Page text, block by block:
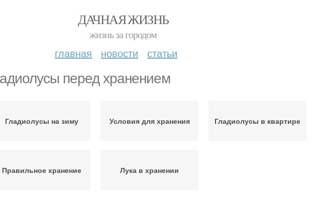
ДАЧНАЯ ЖИЗНЬ
жизнь за городом
главная новости статьи
перед хранением
Гладиолусы на зиму Условия для хранения Гладиолусы в квартире
Правильное хранение Лука в хранении